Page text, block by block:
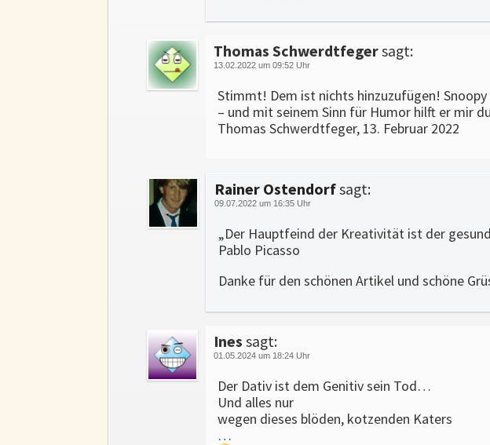
Thomas Schwerdtfegersagt:
13.02.2022 um 09:52 Uhr
Stimmt! Dem ist nichts hinzuzufügen!
– und mit seinem Sinn für Humor hilft er mir
Thomas Schwerdtfeger, 13. Februar 2022
Rainer Ostendorfsagt:
09.07.2022 um 16:35 Uhr
„Der Hauptfeind der Kreativität ist der
Pablo Picasso
Danke für den schönen Artikel und schöne
Ines sagt:
01.05.2024 um 18:24 Uhr
Der Dativ ist dem Genitiv sein Tod…
Und alles nur
wegen dieses blöden, kotzenden Katers
…